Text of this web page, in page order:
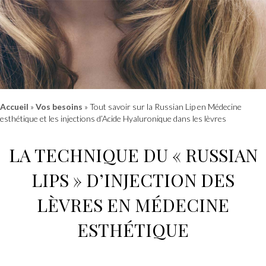
Accueil » Vos besoins » Tout savoir sur la Russian Lip en Médecine
esthétique et les injections d’Acide Hyaluronique dans les lèvres
LA TECHNIQUE DU « RUSSIAN
LIPS » D’INJECTION DES
LÈVRES EN MÉDECINE
ESTHÉTIQUE